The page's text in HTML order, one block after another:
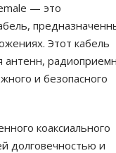
— это
Этот кабель
и безопасного
коаксиального
долговечностью и